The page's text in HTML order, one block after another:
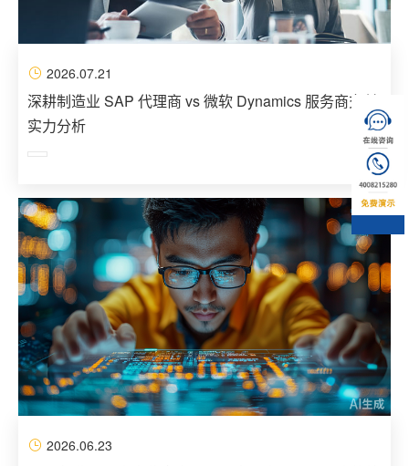
2026.07.21
深耕制造业 SAP 代理商 vs 微软 Dynamics 服务商交付
实力分析
2026.06.23